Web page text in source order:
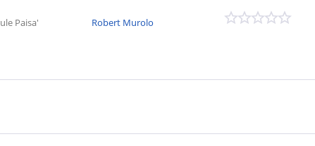
Paisa' Robert Murolo